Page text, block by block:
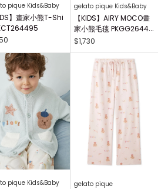
pique Kids&Baby
】畫家小熊T-Shi
gelato pique Kids&Baby
【KIDS】AIRY MOCO畫
家小熊毛毯 PKGG26441
7
$1,730
pique Kids&Baby gelato pique